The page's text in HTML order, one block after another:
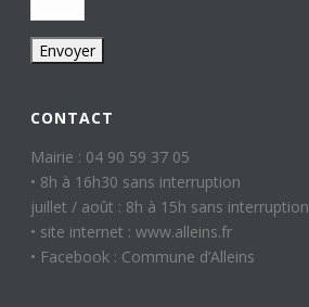
CONTACT
Mairie : 04 90 59 37 05
• 8h à 16h30 sans interruption
juillet / août : 8h à 15h sans interruption
• site internet : www.alleins.fr
• Facebook : Commune d’Alleins